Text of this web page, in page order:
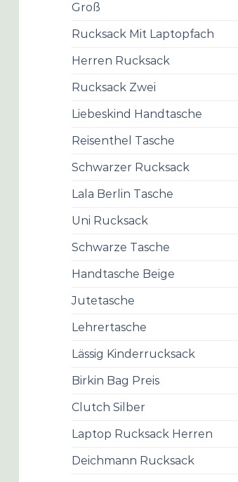
Groß
Rucksack Mit Laptopfach
Herren Rucksack
Rucksack Zwei
Liebeskind Handtasche
Reisenthel Tasche
Schwarzer Rucksack
Lala Berlin Tasche
Uni Rucksack
Schwarze Tasche
Handtasche Beige
Jutetasche
Lehrertasche
Lässig Kinderrucksack
Birkin Bag Preis
Clutch Silber
Laptop Rucksack Herren
Deichmann Rucksack